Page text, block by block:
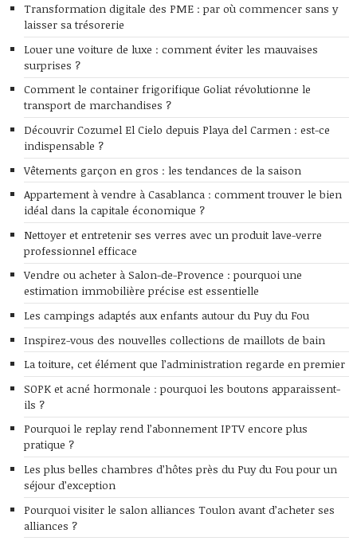
Transformation digitale des PME : par où commencer sans y
laisser sa trésorerie
Louer une voiture de luxe : comment éviter les mauvaises
surprises ?
Comment le container frigorifique Goliat révolutionne le
transport de marchandises ?
Découvrir Cozumel El Cielo depuis Playa del Carmen : est-ce
indispensable ?
Vêtements garçon en gros : les tendances de la saison
Appartement à vendre à Casablanca : comment trouver le bien
idéal dans la capitale économique ?
Nettoyer et entretenir ses verres avec un produit lave-verre
professionnel efficace
Vendre ou acheter à Salon-de-Provence : pourquoi une
estimation immobilière précise est essentielle
Les campings adaptés aux enfants autour du Puy du Fou
Inspirez-vous des nouvelles collections de maillots de bain
La toiture, cet élément que l’administration regarde en premier
SOPK et acné hormonale : pourquoi les boutons apparaissent-
ils ?
Pourquoi le replay rend l’abonnement IPTV encore plus
pratique ?
Les plus belles chambres d’hôtes près du Puy du Fou pour un
séjour d’exception
Pourquoi visiter le salon alliances Toulon avant d’acheter ses
alliances ?